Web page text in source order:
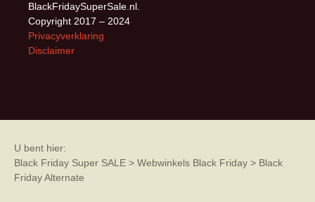
BlackFridaySuperSale.nl.
Copyright 2017 – 2024
Privacyverklaring
Disclaimer
U bent hier:
Black Friday Super SALE > Webwinkels Black Friday > Black
Friday Alternate